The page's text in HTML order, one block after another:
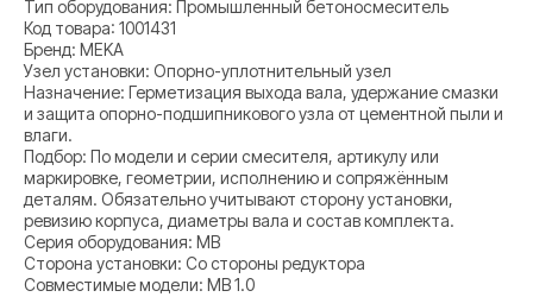
Тип оборудования: Промышленный бетоносмеситель
Код товара: 1001431
Бренд: MEKA
Узел установки: Опорно-уплотнительный узел
Назначение: Герметизация выхода вала, удержание смазки
и защита опорно-подшипникового узла от цементной пыли и
влаги.
Подбор: По модели и серии смесителя, артикулу или
маркировке, геометрии, исполнению и сопряжённым
деталям. Обязательно учитывают сторону установки,
ревизию корпуса, диаметры вала и состав комплекта.
Серия оборудования: MB
Сторона установки: Со стороны редуктора
Совместимые модели: MB 1.0